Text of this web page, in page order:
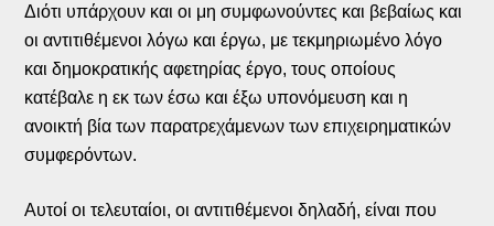
Διότι υπάρχουν και οι μη συμφωνούντες και βεβαίως και
οι αντιτιθέμενοι λόγω και έργω, με τεκμηριωμένο λόγο
και δημοκρατικής αφετηρίας έργο, τους οποίους
κατέβαλε η εκ των έσω και έξω υπονόμευση και η
ανοικτή βία των παρατρεχάμενων των επιχειρηματικών
συμφερόντων.
Αυτοί οι τελευταίοι, οι αντιτιθέμενοι δηλαδή, είναι που